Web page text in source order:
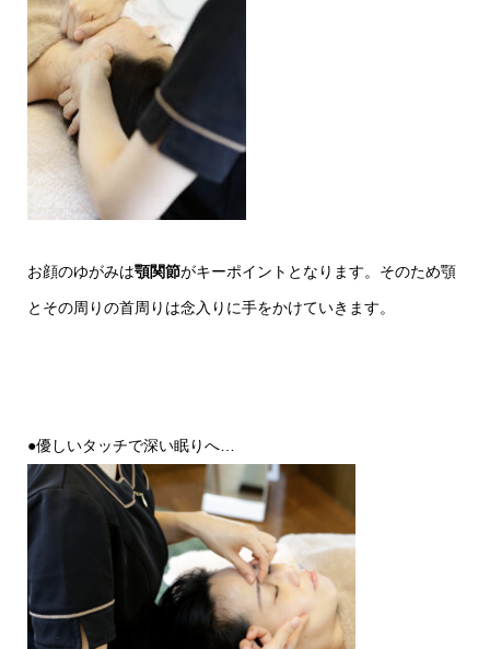
お顔のゆがみは顎関節がキーポイントとなります。そのため顎
とその周りの首周りは念入りに手をかけていきます。
●優しいタッチで深い眠りへ…